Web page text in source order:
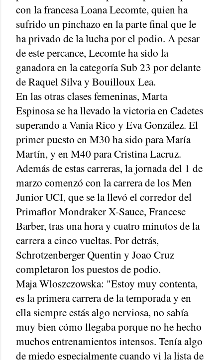
con la francesa Loana Lecomte, quien ha
sufrido un pinchazo en la parte final que le
ha privado de la lucha por el podio. A pesar
de este percance, Lecomte ha sido la
ganadora en la categoría Sub 23 por delante
de Raquel Silva y Bouilloux Lea.
En las otras clases femeninas, Marta
Espinosa se ha llevado la victoria en Cadetes
superando a Vania Rico y Eva González. El
primer puesto en M30 ha sido para María
Martín, y en M40 para Cristina Lacruz.
Además de estas carreras, la jornada del 1 de
marzo comenzó con la carrera de los Men
Junior UCI, que se la llevó el corredor del
Primaflor Mondraker X-Sauce, Francesc
Barber, tras una hora y cuatro minutos de la
carrera a cinco vueltas. Por detrás,
Schrotzenberger Quentin y Joao Cruz
completaron los puestos de podio.
Maja Wloszczowska: "Estoy muy contenta,
es la primera carrera de la temporada y en
ella siempre estás algo nerviosa, no sabía
muy bien cómo llegaba porque no he hecho
muchos entrenamientos intensos. Tenía algo
de miedo especialmente cuando vi la lista de